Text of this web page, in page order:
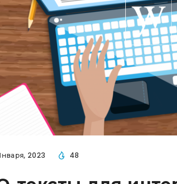
2023 48